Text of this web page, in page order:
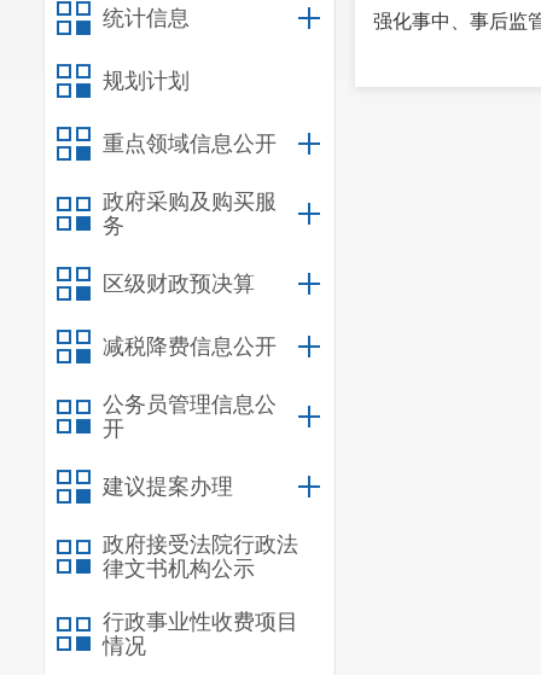
统计信息
规划计划
重点领域信息公开
政府采购及购买服
务
区级财政预决算
减税降费信息公开
公务员管理信息公
开
建议提案办理
政府接受法院行政法
律文书机构公示
行政事业性收费项目
情况
强化事中、事后监